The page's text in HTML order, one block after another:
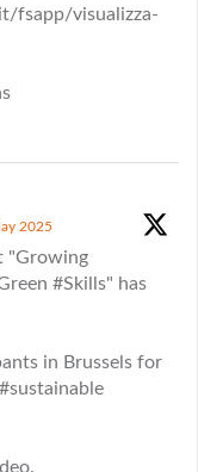
fsapp/visualizza-
2025
"Growing
#Skills" has
in Brussels for